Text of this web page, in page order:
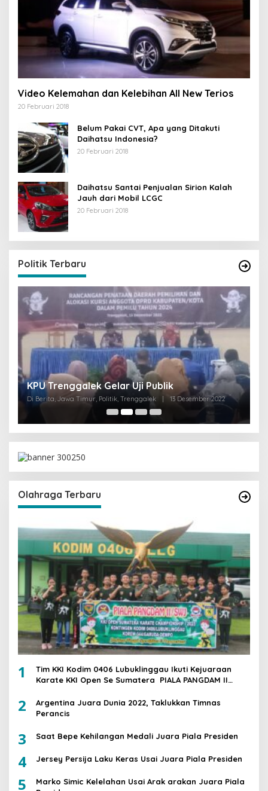
Video Kelemahan dan Kelebihan All New Terios
20 Februari 2018
Belum Pakai CVT, Apa yang Ditakuti
Daihatsu Indonesia?
20 Februari 2018
Daihatsu Santai Penjualan Sirion Kalah
Jauh dari Mobil LCGC
20 Februari 2018
Politik Terbaru
KPU Trenggalek Gelar Uji Publik
Di Berita, Jawa Timur, Politik, Trenggalek 13 Desember 2022
Olahraga Terbaru
1
Tim KKI Kodim 0406 Lubuklinggau Ikuti Kejuaraan
Karate KKI Open Se Sumatera PIALA PANGDAM II
2
Argentina Juara Dunia 2022, Taklukkan Timnas
Perancis
3 Saat Bepe Kehilangan Medali Juara Piala Presiden
4 Jersey Persija Laku Keras Usai Juara Piala Presiden
5
Marko Simic Kelelahan Usai Arak arakan Juara Piala